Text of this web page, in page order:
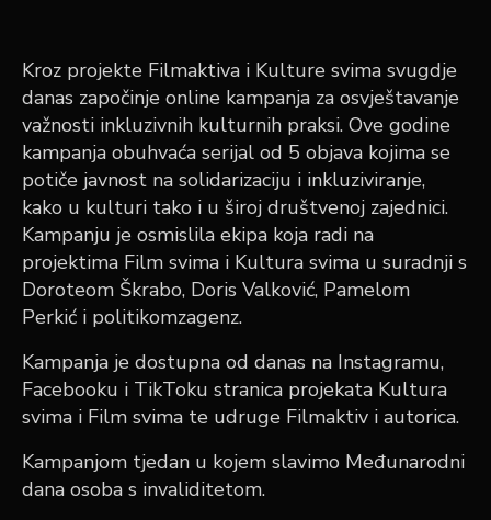
Kroz projekte Filmaktiva i Kulture svima svugdje
danas započinje online kampanja za osvještavanje
važnosti inkluzivnih kulturnih praksi. Ove godine
kampanja obuhvaća serijal od 5 objava kojima se
potiče javnost na solidarizaciju i inkluziviranje,
kako u kulturi tako i u široj društvenoj zajednici.
Kampanju je osmislila ekipa koja radi na
projektima Film svima i Kultura svima u suradnji s
Doroteom Škrabo, Doris Valković, Pamelom
Perkić i politikomzagenz.
Kampanja je dostupna od danas na Instagramu,
Facebooku i TikToku stranica projekata Kultura
svima i Film svima te udruge Filmaktiv i autorica.
Kampanjom tjedan u kojem slavimo Međunarodni
dana osoba s invaliditetom.